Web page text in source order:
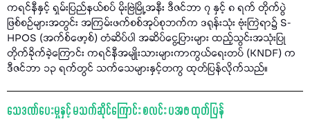
ကရင်နီနှင့် ရှမ်းပြည်နယ်စပ် မိုးဗြဲမြို့အနီး ဒီဇင်ဘာ ၇ နှင့် ၈ ရက် တိုက်ပွဲ
ဖြစ်စဉ်များအတွင်း အကြမ်းဖက်စစ်အုပ်စုဘက်က ဒရုန်းသုံး ဗုံးကြဲရာ၌ S-
HPOS (အက်စ်ဖော့စ်) တံဆိပ်ပါ အဆိပ်ငွေ့ပြားများ ထည့်သွင်းအသုံးပြု
တိုက်ခိုက်ခဲ့ကြောင်း ကရင်နီအမျိုးသားများကာကွယ်ရေးတပ် (KNDF) က
ဒီဇင်ဘာ ၁၃ ရက်တွင် သက်သေများနှင့်တကွ ထုတ်ပြန်လိုက်သည်။
သေဒဏ်ပေးမှုနှင့် မသက်ဆိုင်ကြောင်း စလင်း ပအဖ ထုတ်ပြန်